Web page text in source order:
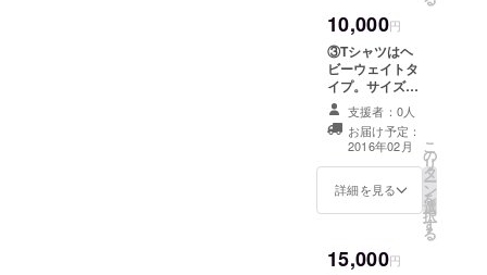
21』委員に
就任。
2016年3月、
日産自動車
(株)を退社
し、
Lactivatorと
して独立。
01/21)
毛かる
たの札
を1枚選
び、そ
の札を
モチー
フにし
たメ
ニュー
を開
発、販
売提供
ます。
内の飲食店が、
上毛かるたの札
を1枚選び、その
札をモチーフに
したメニューを
開発、販売提供
しています。群
馬県産の食材を
使い、群馬県の
ブランドイメー
ジ向上に寄与す
ることを目的と
加店舗でお使い
いただけるお食
10,000円
③Tシャツはヘ
ビーウェイトタ
イプ。サイズは
100cm～XXXL
まで多数取りそ
ろえておりま
す。 サイズにつ
いては別途ご要
望を伺います。
内の飲食店が、
支援者：0人
お届け予定：
2016年02月
詳細を見る
こ
の
リ
タ
ー
ン
を
選
択
す
る
15,000円